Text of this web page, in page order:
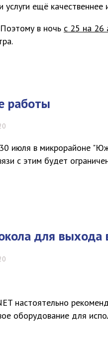
услуги ещё качественнее
в ночь с 25 на 26
работы
июля в микрорайоне
с этим будет
для выхода
настоятельно
оборудование для